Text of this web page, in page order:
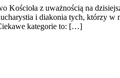
z uważnością na
i diakonia tych, którzy
kategorie to: […]